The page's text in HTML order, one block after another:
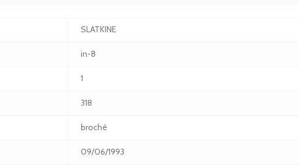
SLATKINE
in-8
1
318
broché
09/06/1993